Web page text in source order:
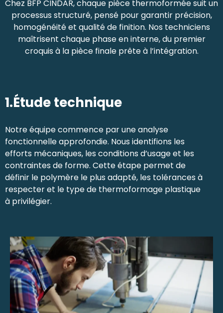
Chez BFP CINDAR, chaque pièce thermoformée suit un
processus structuré, pensé pour garantir précision,
homogénéité et qualité de finition. Nos techniciens
maîtrisent chaque phase en interne, du premier
croquis à la pièce finale prête à l’intégration.
1.Étude technique
Notre équipe commence par une analyse
fonctionnelle approfondie. Nous identifions les
efforts mécaniques, les conditions d’usage et les
contraintes de forme. Cette étape permet de
définir le polymère le plus adapté, les tolérances à
respecter et le type de thermoformage plastique
à privilégier.